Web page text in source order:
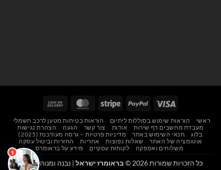
Visa
PayPal
Stripe
MasterCard
Delivery
ראשי הוראות שימוש בסוללות ליתיום
הוראות בטיחות מטען לרכב חשמלי
מעבדת מחשבים דף שירות
אודות צור קשר הגעה
הצהרת נגישות
בלוג
תנאי השימוש באתר
מדיניות פרטיות – גרסה מעודכנת (2025)
אוטומציה של האתר
שאלות נפוצות אחריות
החזרות וביטול עסקה
משלוחים ואספקה
לקוחות עסקיים מידע על בראומרס
כל הזכויות שמורות 2026 © בראומרז ישראל | נבנה ומנוהל על ידי